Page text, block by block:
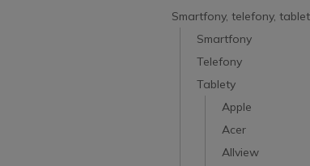
Smartfony, telefony,
Smartfony
Telefony
Tablety
Apple
Acer
Allview